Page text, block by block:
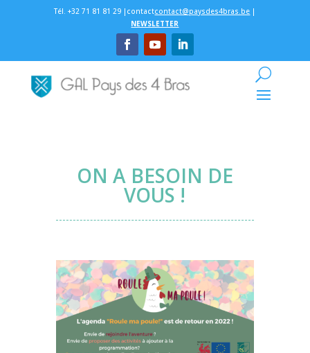
Tél. +32 71 81 81 29 |contactcontact@paysdes4bras.be |
NEWSLETTER
ON A BESOIN DE
VOUS !